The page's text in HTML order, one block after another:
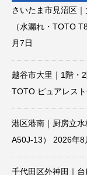
さいたま市見沼区
（水漏れ・TOTO
月7日
越谷市大里｜1階・
TOTO ピュアレスト
港区港南｜厨房立
A50J-13）
2026年8
千代田区外神田｜